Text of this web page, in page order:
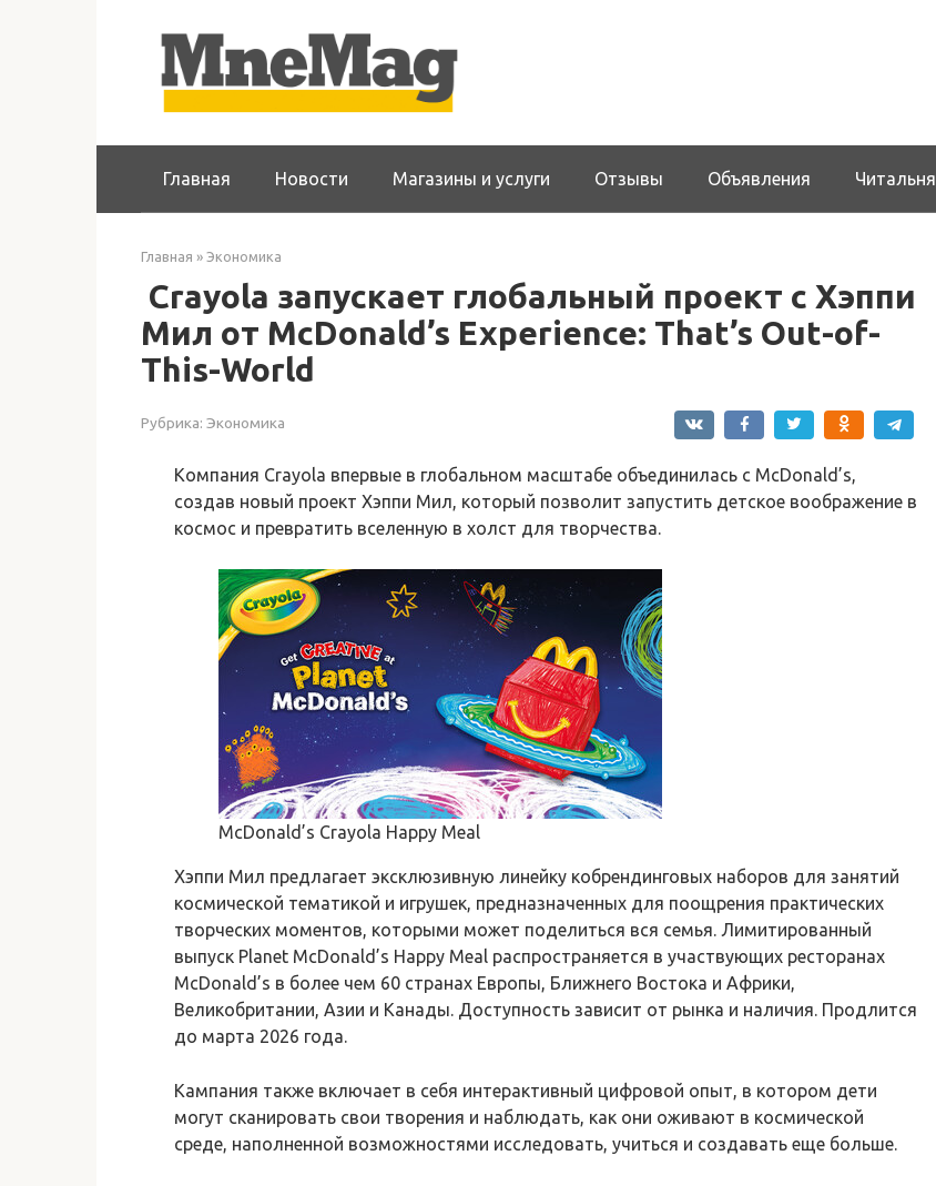
Главная Новости Магазины и услуги Отзывы Объявления Читальня
Главная » Экономика
Crayola запускает глобальный проект с Хэппи
Мил от McDonald’s Experience: That’s Out-of-
This-World
Рубрика: Экономика
Компания Crayola впервые в глобальном масштабе объединилась с McDonald’s,
создав новый проект Хэппи Мил, который позволит запустить детское воображение в
космос и превратить вселенную в холст для творчества.
McDonald’s Crayola Happy Meal
Хэппи Мил предлагает эксклюзивную линейку кобрендинговых наборов для занятий
космической тематикой и игрушек, предназначенных для поощрения практических
творческих моментов, которыми может поделиться вся семья. Лимитированный
выпуск Planet McDonald’s Happy Meal распространяется в участвующих ресторанах
McDonald’s в более чем 60 странах Европы, Ближнего Востока и Африки,
Великобритании, Азии и Канады. Доступность зависит от рынка и наличия. Продлится
до марта 2026 года.
Кампания также включает в себя интерактивный цифровой опыт, в котором дети
могут сканировать свои творения и наблюдать, как они оживают в космической
среде, наполненной возможностями исследовать, учиться и создавать еще больше.